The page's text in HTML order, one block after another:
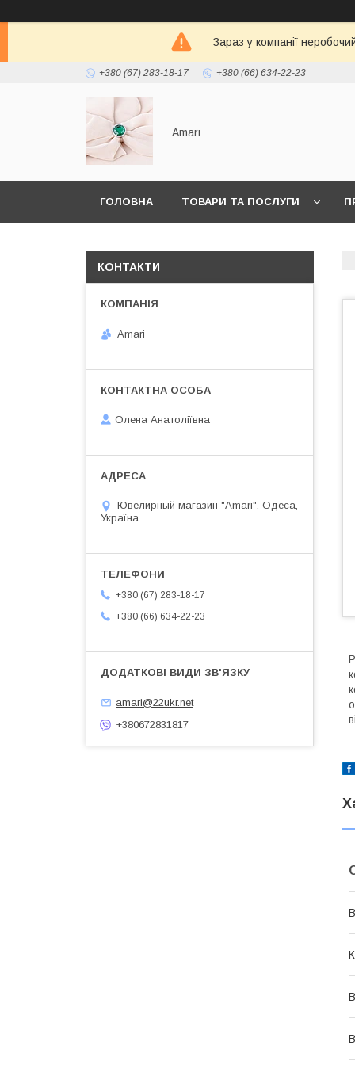
Зараз у компанії
+380 (67) 283-18-17 +380 (66) 634-22-23
Amari
ГОЛОВНА ТОВАРИ ТА ПОСЛУГИ
КОНТАКТИ
Amari
Олена Анатоліївна
Ювелирный магазин "Amari", Одеса,
Україна
+380 (67) 283-18-17
+380 (66) 634-22-23
amari@22ukr.net
+380672831817